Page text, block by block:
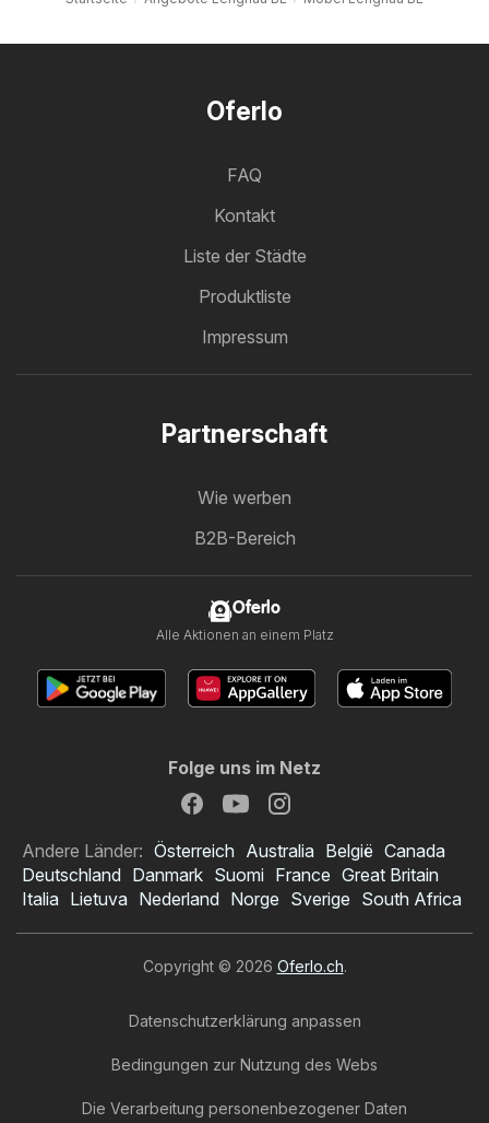
Oferlo
FAQ
Kontakt
Liste der Städte
Produktliste
Impressum
Partnerschaft
Wie werben
B2B-Bereich
Oferlo
Alle Aktionen an einem Platz
Folge uns im Netz
Andere Länder: Österreich Australia België Canada
Deutschland Danmark Suomi France Great Britain
Italia Lietuva Nederland Norge Sverige South Africa
Copyright © 2026 Oferlo.ch.
Datenschutzerklärung anpassen
Bedingungen zur Nutzung des Webs
Die Verarbeitung personenbezogener Daten